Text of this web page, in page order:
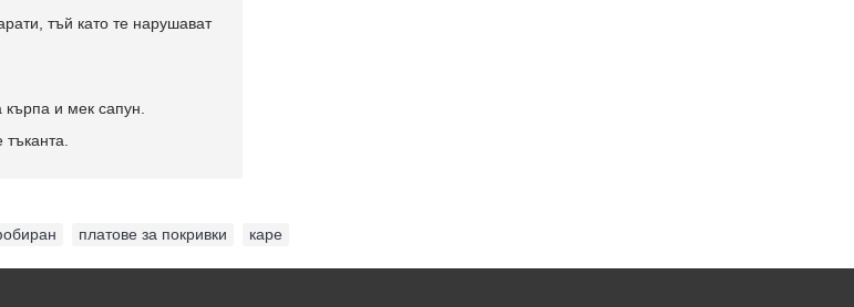
тъй като те нарушават
кърпа и мек сапун.
платове за покривки каре